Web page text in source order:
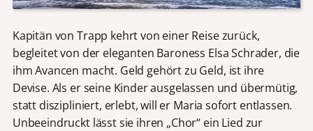
Kapitän von Trapp kehrt von einer Reise zurück,
begleitet von der eleganten Baroness Elsa Schrader, die
ihm Avancen macht. Geld gehört zu Geld, ist ihre
Devise. Als er seine Kinder ausgelassen und übermütig,
statt diszipliniert, erlebt, will er Maria sofort entlassen.
Unbeeindruckt lässt sie ihren „Chor“ ein Lied zur